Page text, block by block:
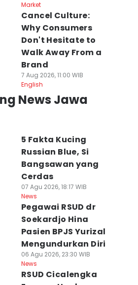
Bek Asing
Belakang,
Laga
Agu 2026, 10:46 WIB
Belum Padam
08 Agu 2026, 23:25 WIB
Market
Cancel Culture:
Why Consumers
Don't Hesitate to
Walk Away From a
Brand
7 Aug 2026, 11:00 WIB
English
News Jawa
5 Fakta Kucing
Russian Blue, Si
Bangsawan yang
Cerdas
07 Agu 2026, 18:17 WIB
News
Pegawai RSUD dr
Soekardjo Hina
Pasien BPJS Yurizal
Mengundurkan Diri
06 Agu 2026, 23:30 WIB
News
RSUD Cicalengka